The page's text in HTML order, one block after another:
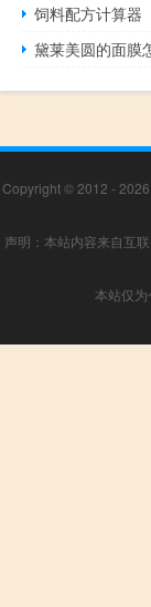
饲料配方计算器
黛莱美圆的面膜
Copyright © 2012 - 2026
声明：本站内容来自互
本站仅